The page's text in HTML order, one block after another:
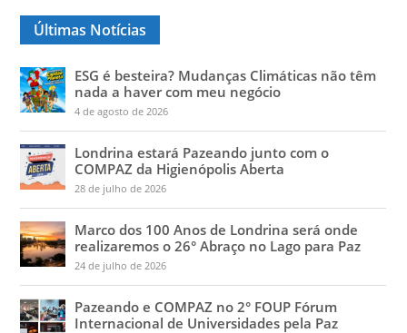
Últimas Notícias
ESG é besteira? Mudanças Climáticas não têm
nada a haver com meu negócio
4 de agosto de 2026
Londrina estará Pazeando junto com o
COMPAZ da Higienópolis Aberta
28 de julho de 2026
Marco dos 100 Anos de Londrina será onde
realizaremos o 26° Abraço no Lago para Paz
24 de julho de 2026
Pazeando e COMPAZ no 2° FOUP Fórum
Internacional de Universidades pela Paz